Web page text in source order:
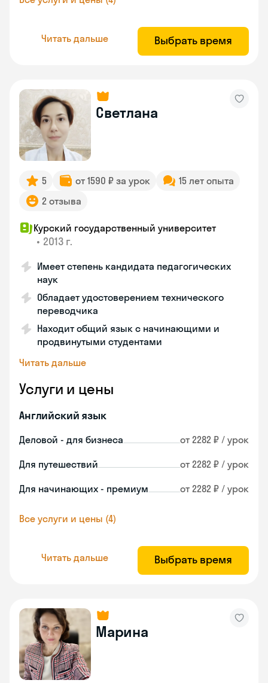
Читать дальше Выбрать время
Светлана
5 от 1590 ₽ за урок
15 лет опыта
2 отзыва
Курский государственный университет
• 2013 г.
Имеет степень кандидата педагогических
наук
Обладает удостоверением технического
переводчика
Находит общий язык с начинающими и
продвинутыми студентами
Читать дальше
Услуги и цены
Английский язык
Деловой - для бизнеса от 2282 ₽ / урок
Для путешествий от 2282 ₽ / урок
Для начинающих - премиум от 2282 ₽ / урок
Все услуги и цены (4)
Читать дальше Выбрать время
Марина